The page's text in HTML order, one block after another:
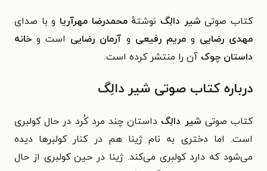
کتاب صوتی شیر دالِگ نوشتهٔمحمدرضا مهرآریا و با صدای
مهدی رضایی ومریم رفیعی و آرمان رضایی است و خانه
داستان چوک آن را منتشر کرده است.
درباره کتاب صوتی شیر دالِگ
کتاب صوتی شیر دالِگ داستان چند مرد کُرد در حال کولبری
است. اما دختری به نام ژینا هم در کنار کولبرها دیده
می‌شود که دارد کولبری می‌کند. ژینا در حین کولبری از حال